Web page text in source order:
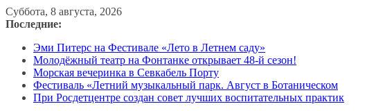
Перейти
к
Суббота, 8 августа, 2026
Последние:
Эми Питерс на Фестивале «Лето в Летнем саду»
Молодёжный театр на Фонтанке открывает 48-й сезон!
Морская вечеринка в Севкабель Порту
Фестиваль «Летний музыкальный парк. Август в Ботаническом
При Росдетцентре создан совет лучших воспитательных практик